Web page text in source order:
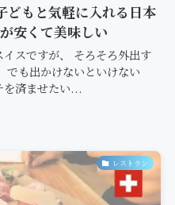
もと気軽に入れる日本
安くて美味しい
スですが、 そろそろ外出す
でも出かけないといけない
を済ませたい...
レストラン